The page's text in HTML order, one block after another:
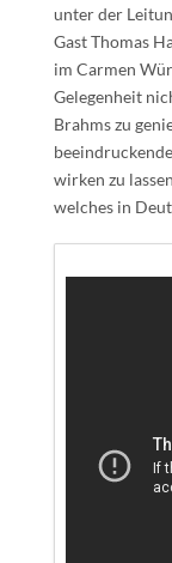
unter der
Gast Thomas
im Carmen
Gelegenheit
Brahms zu
wirken zu
welches in